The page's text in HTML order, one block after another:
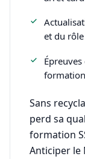
et du rôle
Sans
perd sa
formation
Anticiper le